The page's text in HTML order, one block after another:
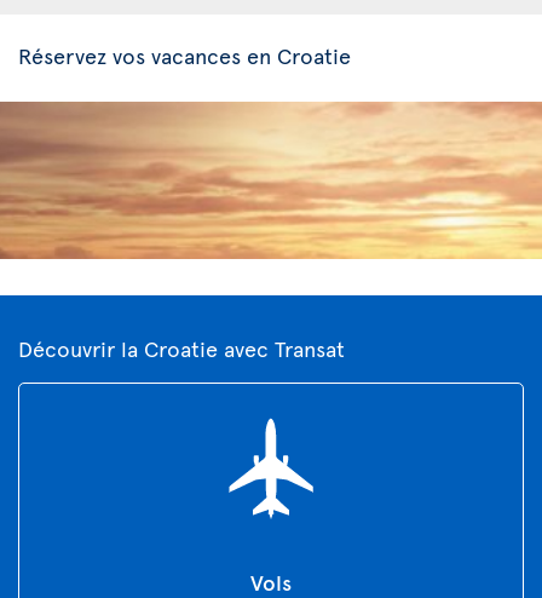
Réservez vos vacances en Croatie
Découvrir la Croatie avec Transat
Vols